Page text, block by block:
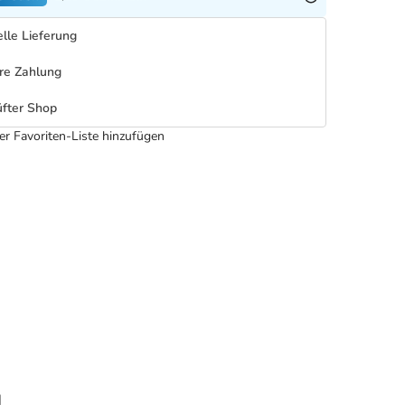
Lieferung
Zahlung
Shop
Favoriten-Liste hinzufügen